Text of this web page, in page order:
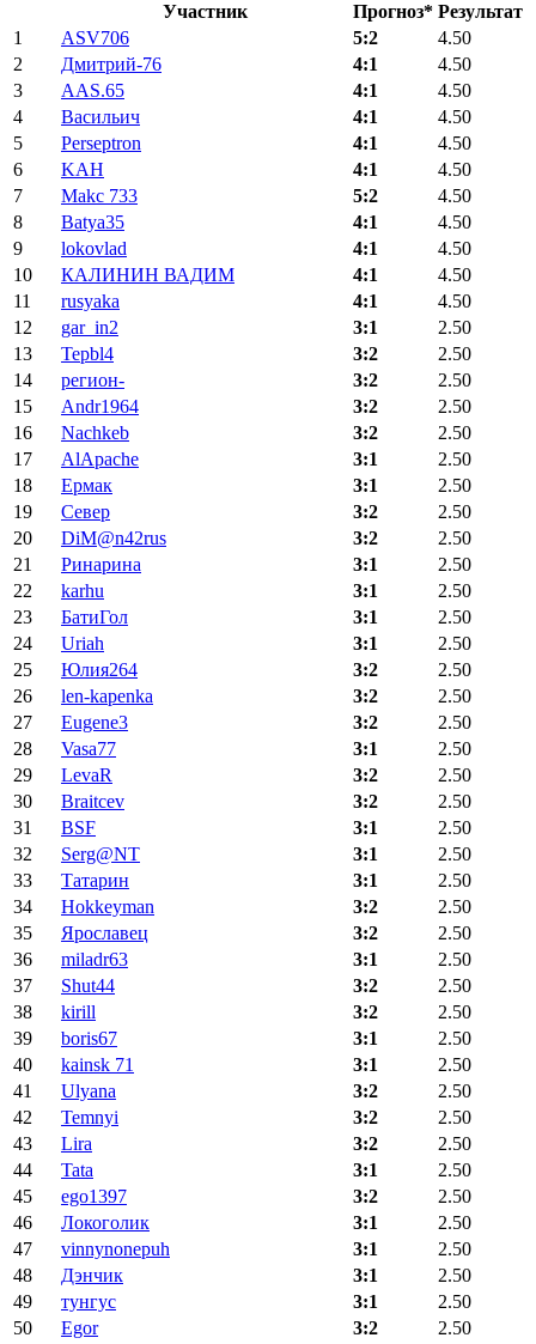
Участник Прогноз* Результат
1
ASV706 5:2
4.50
2
Дмитрий-76 4:1
4.50
3
AAS.65 4:1
4.50
4
Васильич 4:1
4.50
5
Perseptron 4:1
4.50
6
KAH 4:1
4.50
7
Makc 733 5:2
4.50
8
Batya35 4:1
4.50
9
lokovlad 4:1
4.50
10
КАЛИНИН ВАДИМ 4:1
4.50
11
rusyaka 4:1
4.50
12
gar_in2 3:1
2.50
13
Tepbl4 3:2
2.50
14
регион- 3:2
2.50
15
Andr1964 3:2
2.50
16
Nachkeb 3:2
2.50
17
AlApache 3:1
2.50
18
Ермак 3:1
2.50
19
Север 3:2
2.50
20
DiM@n42rus 3:2
2.50
21
Ринарина 3:1
2.50
22
karhu 3:1
2.50
23
БатиГол 3:1
2.50
24
Uriah 3:1
2.50
25
Юлия264 3:2
2.50
26
len-kapenka 3:2
2.50
27
Eugene3 3:2
2.50
28
Vasa77 3:1
2.50
29
LevaR 3:2
2.50
30
Braitcev 3:2
2.50
31
BSF 3:1
2.50
32
Serg@NT 3:1
2.50
33
Татарин 3:1
2.50
34
Hokkeyman 3:2
2.50
35
Ярославец 3:2
2.50
36
miladr63 3:1
2.50
37
Shut44 3:2
2.50
38
kirill 3:2
2.50
39
boris67 3:1
2.50
40
kainsk 71 3:1
2.50
41
Ulyana 3:2
2.50
42
Temnyi 3:2
2.50
43
Lira 3:2
2.50
44
Tata 3:1
2.50
45
ego1397 3:2
2.50
46
Локоголик 3:1
2.50
47
vinnynonepuh 3:1
2.50
48
Дэнчик 3:1
2.50
49
тунгус 3:1
2.50
50
Egor 3:2 2.50